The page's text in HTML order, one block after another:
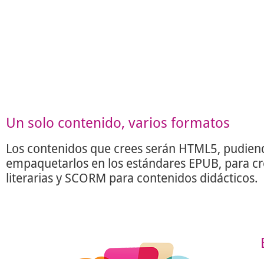
Un solo contenido, varios formatos
Los contenidos que crees serán HTML5,
empaquetarlos en los estándares EPUB, para
literarias y SCORM para contenidos didácticos.